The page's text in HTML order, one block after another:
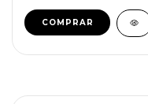
COMPRAR